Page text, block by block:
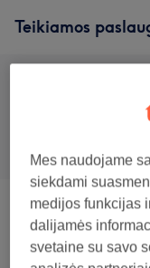
Teikiamos
Antakių Ir
Antakių Korekcija Ir
Mes naudojame
siekdami
medijos funkcijas
dalijamės
svetaine su savo